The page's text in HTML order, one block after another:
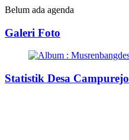
Belum ada agenda
Galeri Foto
Statistik Desa Campurejo